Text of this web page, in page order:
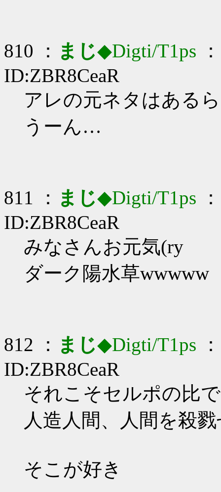
810 ： まじ◆Digti/T1ps
ID:ZBR8CeaR
アレの元ネタはある
うーん…
811 ： まじ◆Digti/T1ps
ID:ZBR8CeaR
みなさんお元気(ry
ダーク陽水草wwwww
812 ： まじ◆Digti/T1ps
ID:ZBR8CeaR
それこそセルポの比
人造人間、人間を殺
そこが好き